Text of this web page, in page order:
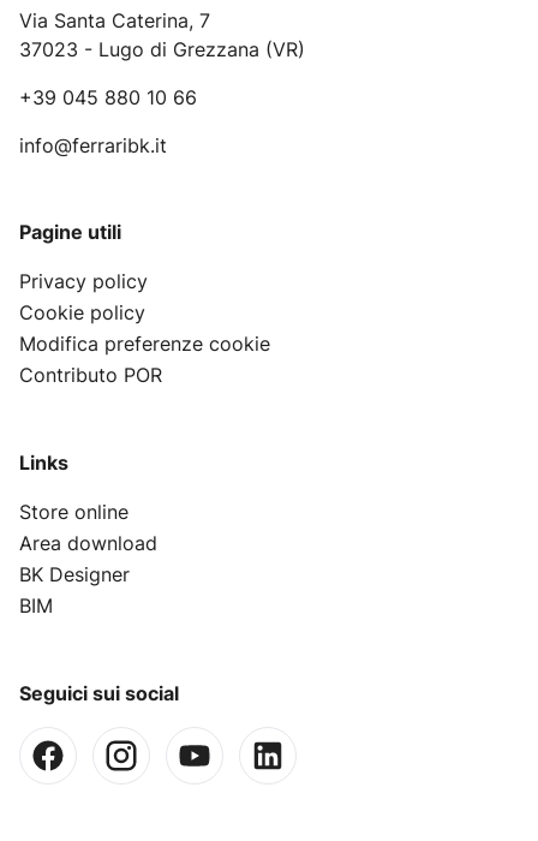
Via Santa Caterina, 7
37023 - Lugo di Grezzana (VR)
+39 045 880 10 66
info@ferraribk.it
Pagine utili
Privacy policy
Cookie policy
Modifica preferenze cookie
Contributo POR
Links
Store online
Area download
BK Designer
BIM
Seguici sui social